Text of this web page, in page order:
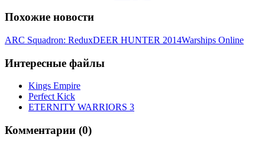
Похожие новости
ARC Squadron: ReduxDEER HUNTER 2014Warships Online
Интересные файлы
Kings Empire
Perfect Kick
ETERNITY WARRIORS 3
Комментарии (0)